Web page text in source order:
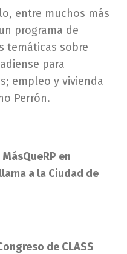
entre muchos más
programa de
temáticas sobre
para
empleo y vivienda
Perrón.
en
a la Ciudad de
de CLASS